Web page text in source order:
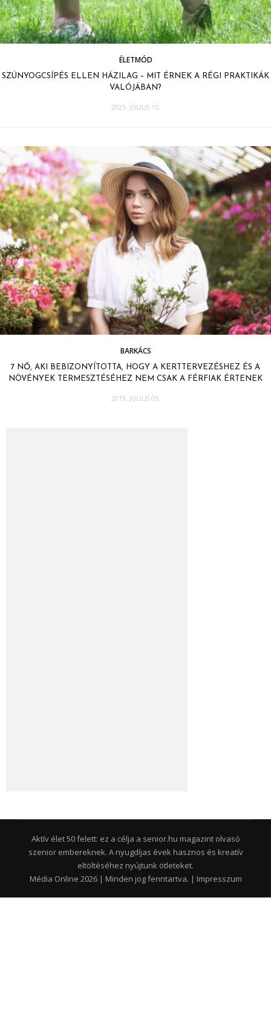
ÉLETMÓD
SZÚNYOGCSÍPÉS ELLEN HÁZILAG – MIT ÉRNEK A RÉGI PRAKTIKÁK
VALÓJÁBAN?
2025. JÚLIUS 15.
BARKÁCS
7 NŐ, AKI BEBIZONYÍTOTTA, HOGY A KERTTERVEZÉSHEZ ÉS A
NÖVÉNYEK TERMESZTÉSÉHEZ NEM CSAK A FÉRFIAK ÉRTENEK
2019. JÚLIUS 05.
Aktív élet 50 felett: ez a célja a senior.hu magazint olvasó
szenior embereknek. A nyugdíjas évek hasznos és kreatív
eltöltéséhez nyújtunk ötleteket.
Média Online 2026 | Minden jog fenntartva. | Impresszum